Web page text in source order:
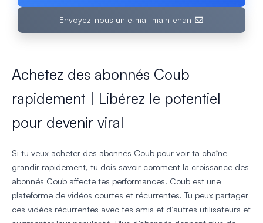
Envoyez-nous un e‑mail maintenant
Achetez des abonnés Coub
rapidement | Libérez le potentiel
pour devenir viral
Si tu veux acheter des abonnés Coub pour voir ta chaîne
grandir rapidement, tu dois savoir comment la croissance des
abonnés Coub affecte tes performances. Coub est une
plateforme de vidéos courtes et récurrentes. Tu peux partager
ces vidéos récurrentes avec tes amis et d’autres utilisateurs et